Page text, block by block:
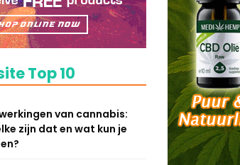
Top 10
van cannabis:
zijn dat en wat kun je